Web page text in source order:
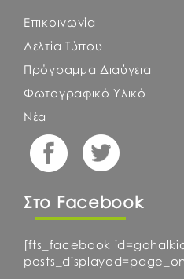
Επικοινωνία
Δελτία Τύπου
Πρόγραμμα Διαύγεια
Φωτογραφικό Υλικό
Νέα
Στο Facebook
[fts_facebook